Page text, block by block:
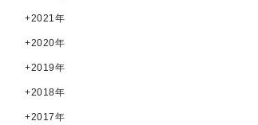
2021年
2020年
2019年
2018年
2017年